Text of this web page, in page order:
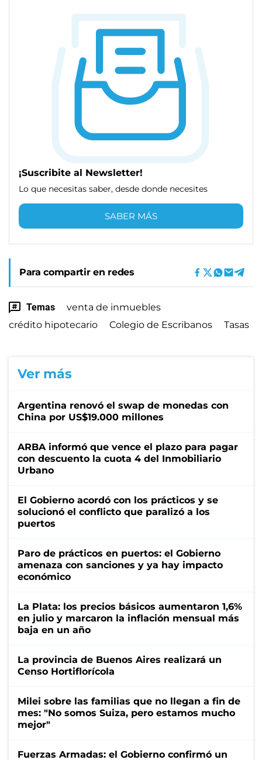
¡Suscribite al Newsletter!
Lo que necesitas saber, desde donde necesites
SABER MÁS
Para compartir en redes
Temas
venta de inmuebles
crédito hipotecario
Colegio de Escribanos Tasas
Ver más
Argentina renovó el swap de monedas con
China por US$19.000 millones
ARBA informó que vence el plazo para pagar
con descuento la cuota 4 del Inmobiliario
Urbano
El Gobierno acordó con los prácticos y se
solucionó el conflicto que paralizó a los
puertos
Paro de prácticos en puertos: el Gobierno
amenaza con sanciones y ya hay impacto
económico
La Plata: los precios básicos aumentaron 1,6%
en julio y marcaron la inflación mensual más
baja en un año
La provincia de Buenos Aires realizará un
Censo Hortiflorícola
Milei sobre las familias que no llegan a fin de
mes: "No somos Suiza, pero estamos mucho
mejor"
Fuerzas Armadas: el Gobierno confirmó un